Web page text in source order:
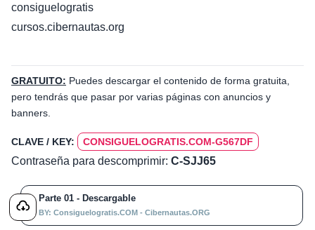
consiguelogratis
cursos.cibernautas.org
GRATUITO: Puedes descargar el contenido de forma gratuita,
pero tendrás que pasar por varias páginas con anuncios y
banners.
CLAVE / KEY: CONSIGUELOGRATIS.COM-G567DF
Contraseña para descomprimir: C-SJJ65
Parte 01 - Descargable
BY: Consiguelogratis.COM - Cibernautas.ORG